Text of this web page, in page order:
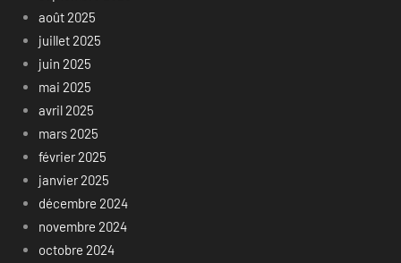
août 2025
juillet 2025
juin 2025
mai 2025
avril 2025
mars 2025
février 2025
janvier 2025
décembre 2024
novembre 2024
octobre 2024